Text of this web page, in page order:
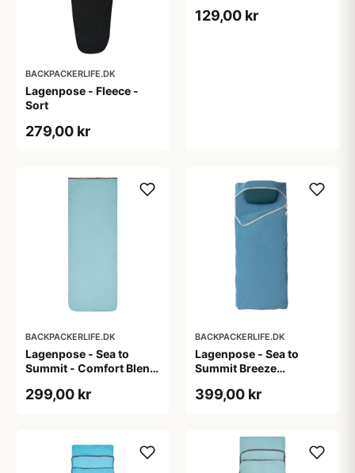
BACKPACKERLIFE.DK
Lagenpose - Fleece -
Sort
279,00 kr
129,00 kr
BACKPACKERLIFE.DK
Lagenpose - Sea to
Summit - Comfort Blend
Rektangulær - Lyseblå
299,00 kr
BACKPACKERLIFE.DK
Lagenpose - Sea to
Summit Breeze
Rectangular
399,00 kr